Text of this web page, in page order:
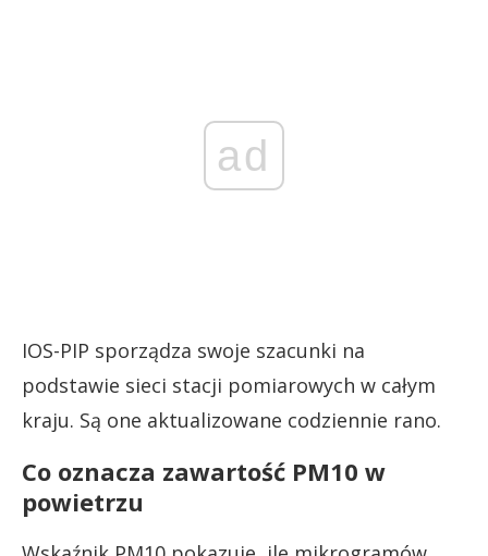
ad
IOS-PIP sporządza swoje szacunki na
podstawie sieci stacji pomiarowych w całym
kraju. Są one aktualizowane codziennie rano.
Co oznacza zawartość PM10 w
powietrzu